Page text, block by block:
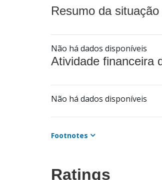
Resumo da
Não há dados disponíveis
Atividade financeira
Não há dados disponíveis
Footnotes
Ratings